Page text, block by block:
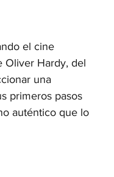
el cine
Oliver Hardy, del
una
primeros pasos
auténtico que lo